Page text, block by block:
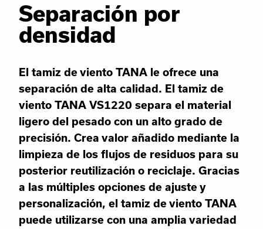
Separación por
densidad
El tamiz de viento TANA le ofrece una
separación de alta calidad. El tamiz de
viento TANA VS1220 separa el material
ligero del pesado con un alto grado de
precisión. Crea valor añadido mediante la
limpieza de los flujos de residuos para su
posterior reutilización o reciclaje. Gracias
a las múltiples opciones de ajuste y
personalización, el tamiz de viento TANA
puede utilizarse con una amplia variedad